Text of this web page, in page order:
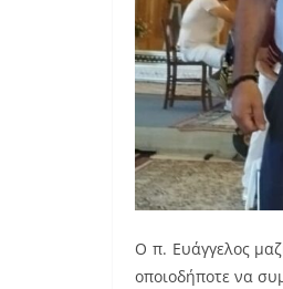
Ο π. Ευάγγελος
οποιοδήποτε να